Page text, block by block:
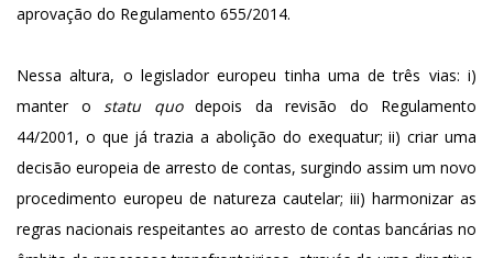
aprovação do Regulamento 655/2014.
Nessa altura, o legislador europeu tinha uma de três vias: i)
manter o statu quodepois da revisão do Regulamento
44/2001, o que já trazia a abolição do exequatur; ii) criar uma
decisão europeia de arresto de contas, surgindo assim um novo
procedimento europeu de natureza cautelar; iii) harmonizar as
regras nacionais respeitantes ao arresto de contas bancárias no